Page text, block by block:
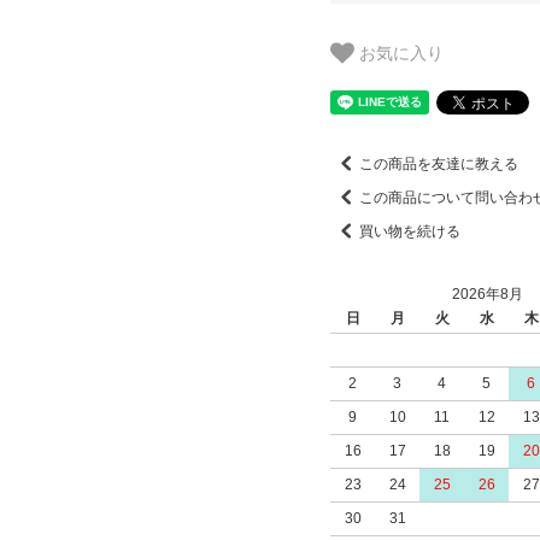
お気に入り
この商品を友達に教える
この商品について問い合わ
買い物を続ける
2026年8月
日
月 火 水 木
2
3 4 5 6
9
10 11 12 13
16
17 18 19 20
23
24 25 26 27
30
31